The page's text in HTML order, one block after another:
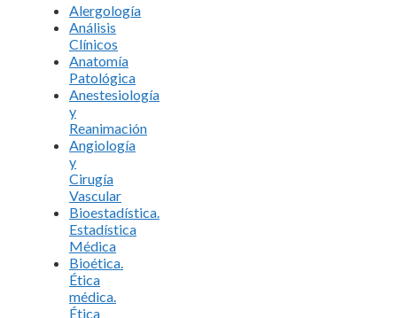
Alergología
Análisis
Clínicos
Anatomía
Patológica
Anestesiología
y
Reanimación
Angiología
y
Cirugía
Vascular
Bioestadística.
Estadística
Médica
Bioética.
Ética
médica.
Ética